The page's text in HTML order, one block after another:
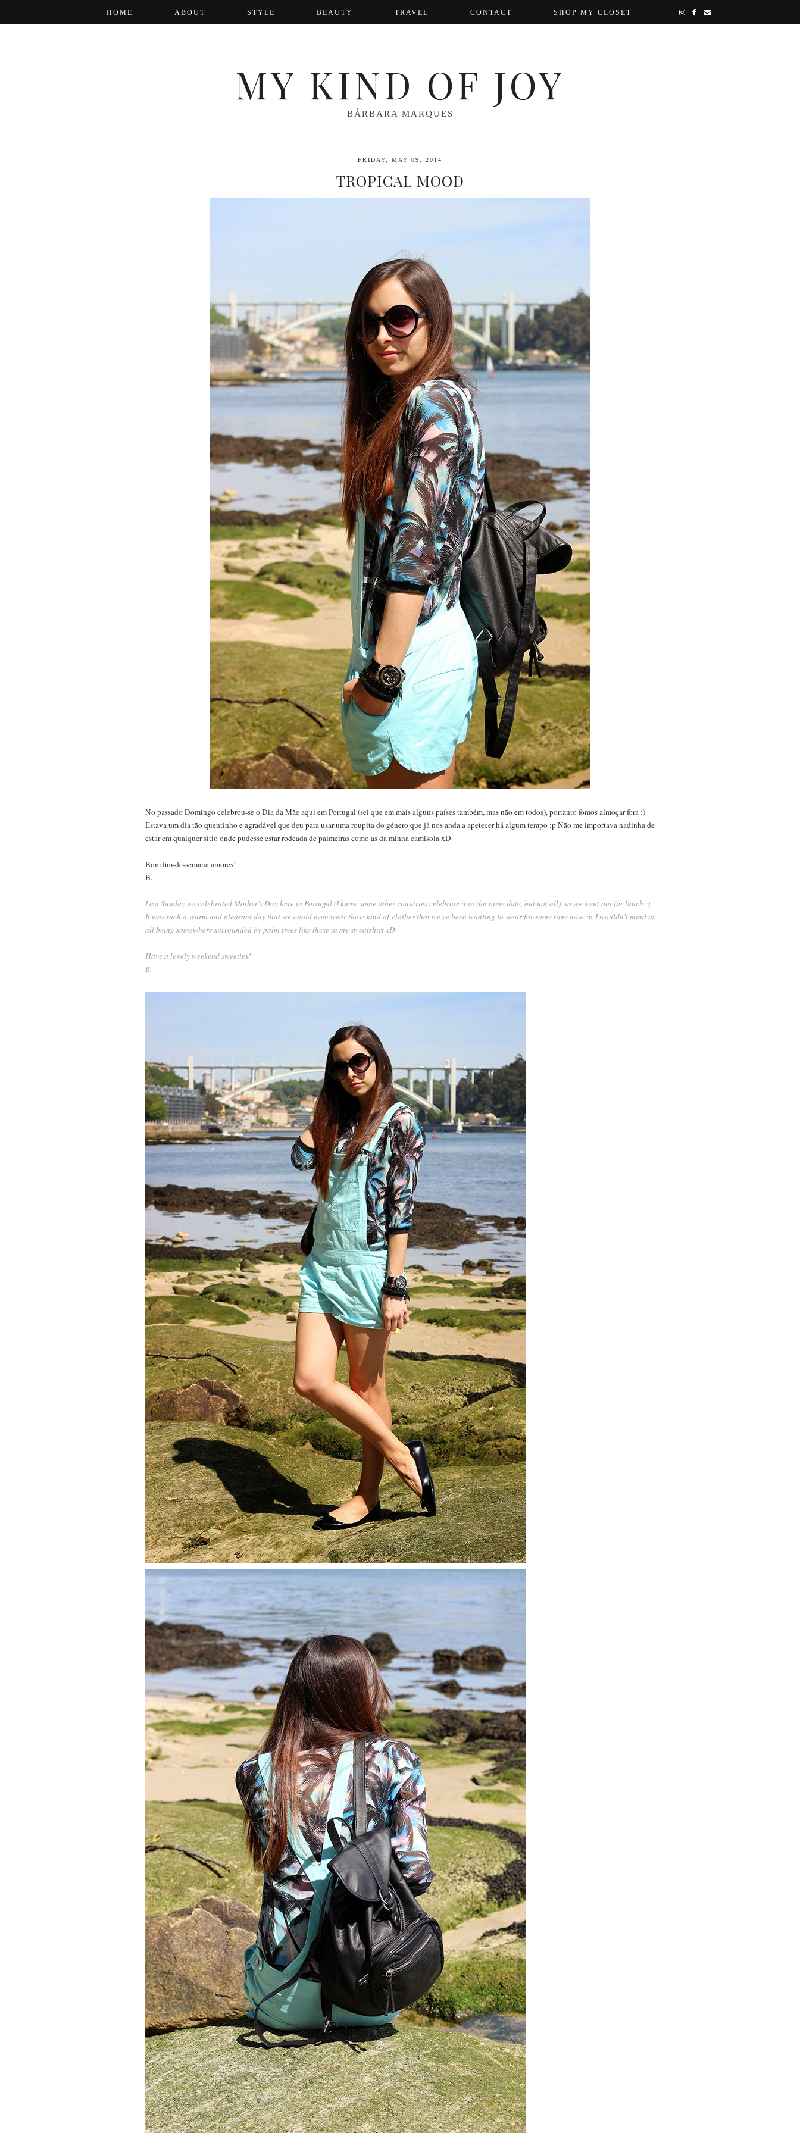
HOME ABOUT STYLE BEAUTY TRAVEL CONTACT SHOP MY CLOSET
MY KIND OF JOY
BÁRBARA MARQUES
FRIDAY, MAY 09, 2014
TROPICAL MOOD
No passado Domingo celebrou-se o Dia da Mãe aqui em Portugal (sei que em mais alguns países também, mas não em todos), portanto fomos almoçar fora :)
Estava um dia tão quentinho e agradável que deu para usar uma roupita do género que já nos anda a apetecer há algum tempo :p Não me importava nadinha de
estar em qualquer sítio onde pudesse estar rodeada de palmeiras como as da minha camisola xD
Bom fim-de-semana amores!
B.
Last Sunday we celebrated Mother's Day here in Portugal (I know some other countries celebrate it in the same date, but not all), so we went out for lunch :)
It was such a warm and pleasant day that we could even wear these kind of clothes that we've been wanting to wear for some time now. :p I wouldn't mind at
all being somewhere surrounded by palm trees like these in my sweatshirt xD
Have a lovely weekend sweeties!
B.